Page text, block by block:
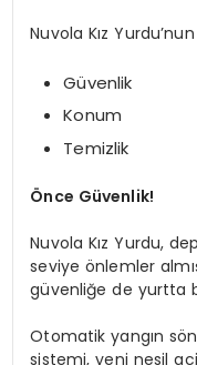
Nuvola Kız
Güvenlik
Konum
Temizlik
Önce Güvenlik!
Nuvola Kız Yurdu,
seviye önlemler
güvenliğe de yurtta
Otomatik yangın
sistemi, yeni nesil